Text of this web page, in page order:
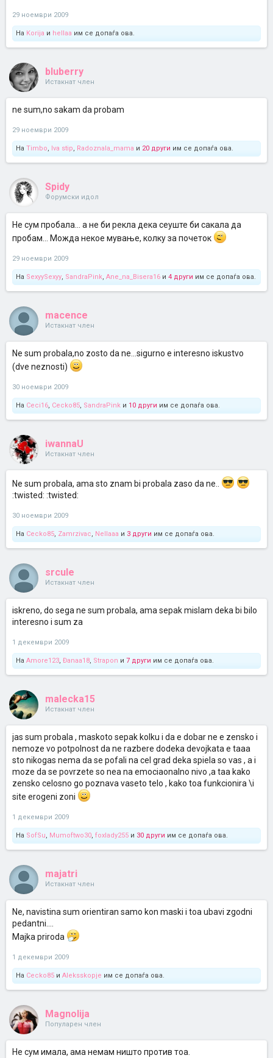
29 ноември 2009
На Korija и hellaa им се допаѓа ова.
bluberry
Истакнат член
ne sum,no sakam da probam
29 ноември 2009
На Timbo, Iva stip, Radoznala_mama и 20 други им се допаѓа ова.
Spidy
Форумски идол
Не сум пробала... а не би рекла дека сеуште би сакала да
пробам... Можда некое мување, колку за почеток
29 ноември 2009
На SexyySexyy, SandraPink, Ane_na_Bisera16 и 4 други им се допаѓа ова.
macence
Истакнат член
Ne sum probala,no zosto da ne...sigurno e interesno iskustvo
(dve neznosti)
30 ноември 2009
На Ceci16, Cecko85, SandraPink и 10 други им се допаѓа ова.
iwannaU
Истакнат член
Ne sum probala, ama sto znam bi probala zaso da ne..
:twisted: :twisted:
30 ноември 2009
На Cecko85, Zamrzivac, Nellaaa и 3 други им се допаѓа ова.
srcule
Истакнат член
iskreno, do sega ne sum probala, ama sepak mislam deka bi bilo
interesno i sum za
1 декември 2009
На Amore123, Đanaa18, Strapon и 7 други им се допаѓа ова.
malecka15
Истакнат член
jas sum probala , maskoto sepak kolku i da e dobar ne e zensko i
nemoze vo potpolnost da ne razbere dodeka devojkata e taaa
sto nikogas nema da se pofali na cel grad deka spiela so vas , a i
moze da se povrzete so nea na emociaonalno nivo ,a taa kako
zensko celosno go poznava vaseto telo , kako toa funkcionira \i
site erogeni zoni
1 декември 2009
На SofSu, Mumoftwo30, foxlady255 и 30 други им се допаѓа ова.
majatri
Истакнат член
Ne, navistina sum orientiran samo kon maski i toa ubavi zgodni
pedantni....
Majka priroda
1 декември 2009
На Cecko85 и Aleksskopje им се допаѓа ова.
Magnolija
Популарен член
Не сум имала, ама немам ништо против тоа.